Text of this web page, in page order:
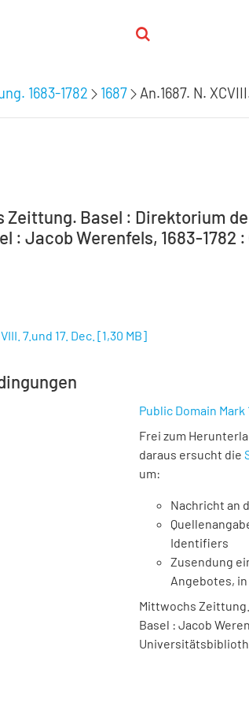
1683-1782 1687 An.1687. N.
Basel : Direktorium
: Jacob Werenfels, 1683-1782 :
7.und 17. Dec. [1,30 MB]
Public Domain Mark
Frei zum
daraus ersucht die
um:
Nachricht an
Identifiers
Zusendung
Angebotes,
Mittwochs Zeittung.
Basel : Jacob